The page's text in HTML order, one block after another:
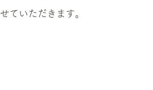
せていただきます。